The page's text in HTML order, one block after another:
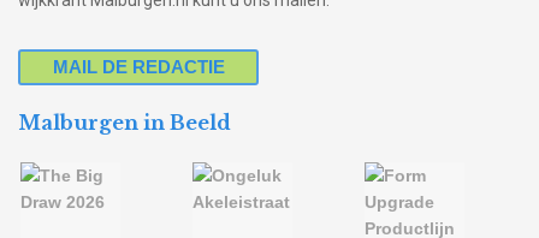
MAIL DE REDACTIE
Malburgen in Beeld